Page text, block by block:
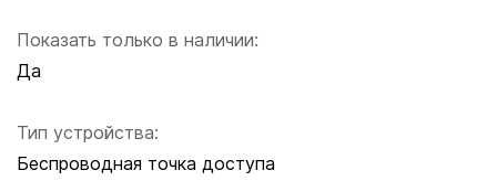
Показать только в наличии:
Да
Тип устройства:
Беспроводная точка доступа